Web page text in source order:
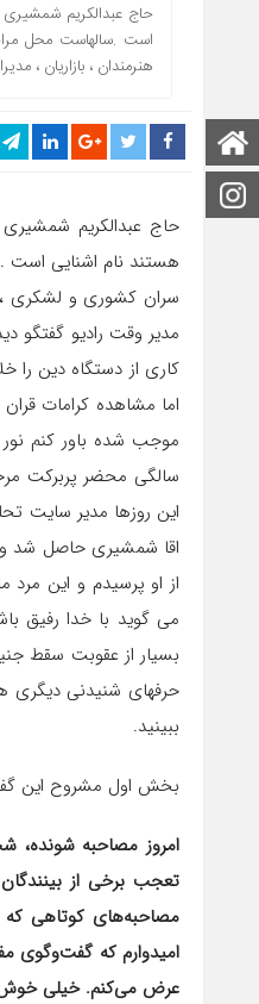
صفحه اصلی
حاج عبدالکریم
است .سالهاست محل
هنرمندان ، بازاریان ،
حاج عبدالکریم
هستند نام اشنایی است
سران کشوری و لشکری ،
مدیر وقت رادیو گفتگو
کاری از دستگاه دین را
اما مشاهده کرامات
سالگی محضر پربرکت
این روزها مدیر سایت
اقا شمشیری حاصل شد
از او پرسیدم و این
می گوید با خدا رفیق
بسیار از عقوبت سقط
حرفهای شنیدنی دیگری
ببینید.
بخش اول مشروح این
امروز مصاحبه
تعجب برخی از
مصاحبه‌های کوتاهی
امیدوارم که گفت‌وگوی
عرض می‌کنم. خیلی خوش